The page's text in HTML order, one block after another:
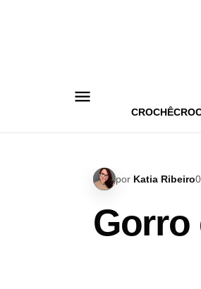
CROCHÊ
por Katia Ribeiro
Gorro